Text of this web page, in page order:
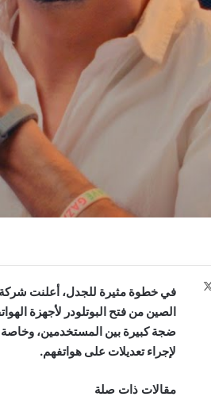
في خطوة مثيرة للجدل، أعلنت
الصين من فتح البوتلودر لأجهزة
ضجة كبيرة بين المستخدمين، وخاصة
لإجراء تعديلات على هواتفهم.
مقالات ذات صلة